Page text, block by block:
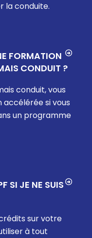
la conduite.
FORMATION
CONDUIT ?
conduit, vous
accélérée si vous
un programme
SI JE NE SUIS
sur votre
à tout